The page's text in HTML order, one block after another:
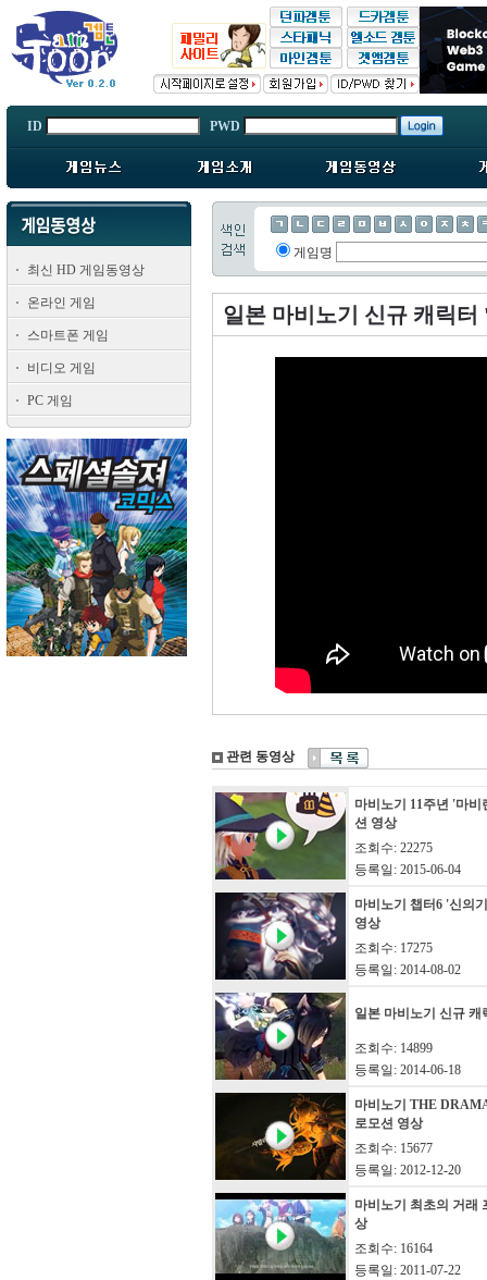
ID PWD
최신 HD 게임동영상
온라인 게임
스마트폰 게임
비디오 게임
PC 게임
게임명
일본 마비노기 신규 캐릭
관련 동영상
마비노기 11주년 '마비
션 영상
조회수: 22275
등록일: 2015-06-04
마비노기 챕터6 '신의
영상
조회수: 17275
등록일: 2014-08-02
일본 마비노기 신규 캐
조회수: 14899
등록일: 2014-06-18
마비노기 THE
로모션 영상
조회수: 15677
등록일: 2012-12-20
마비노기 최초의 거래
상
조회수: 16164
등록일: 2011-07-22